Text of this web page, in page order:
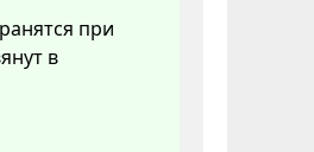
при
в